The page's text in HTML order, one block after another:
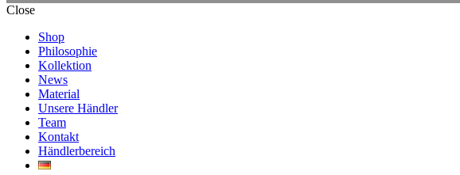
Close
Shop
Philosophie
Kollektion
News
Material
Unsere Händler
Team
Kontakt
Händlerbereich